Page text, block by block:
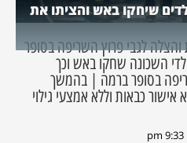
שיחקו באש והציתו את
לגבי פרוץ השריפה בסופר
השכונה שחקו באש וכך
בסופר ברמה | בהמשך
כבאות וללא אמצעי גילוי
9:33 pm